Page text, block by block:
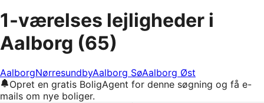
1-værelses lejligheder i
Aalborg (65)
AalborgNørresundbyAalborg SøAalborg Øst
Opret en gratis BoligAgent for denne søgning og få e-
mails om nye boliger.